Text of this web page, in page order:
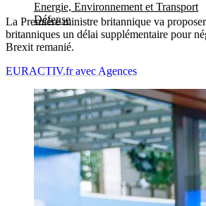
Energie, Environnement et Transport
Défense
La Première ministre britannique va
britanniques un délai supplémentaire pour
Brexit remanié.
EURACTIV.fr avec Agences